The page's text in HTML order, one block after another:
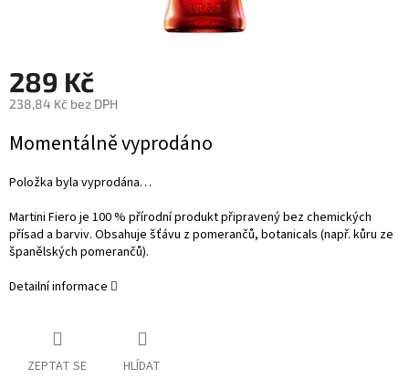
289 Kč
238,84 Kč bez DPH
cena:
Momentálně vyprodáno
Položka byla vyprodána…
Martini Fiero je 100 % přírodní produkt připravený bez chemických
přísad a barviv. Obsahuje šťávu z pomerančů, botanicals (např. kůru ze
španělských pomerančů).
Detailní informace
ZEPTAT SE HLÍDAT